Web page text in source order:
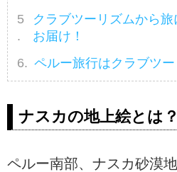
クラブツーリズムから
お届け！
ペルー旅行はクラブツ
ナスカの地上絵とは？
ペルー南部、ナスカ砂漠